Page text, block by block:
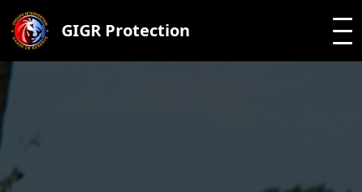
GIGR Protection